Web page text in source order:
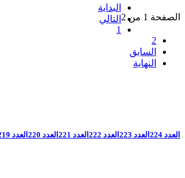
الصفحة 1 من 2
البداية
التالي
1
2
السابق
النهاية
العدد 224 العدد 223 العدد 222 العدد 221 العدد 220 العدد 219